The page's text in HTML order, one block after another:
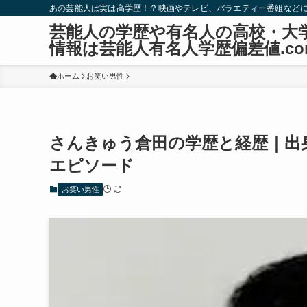
あの芸能人は実は高学歴！？映画やテレビ、バラエティー番組な
芸能人の学歴や有名人の高校・大
情報は芸能人有名人学歴偏差値
ホーム お笑い男性
さんきゅう倉田の学歴と経歴｜
エピソード
お笑い男性